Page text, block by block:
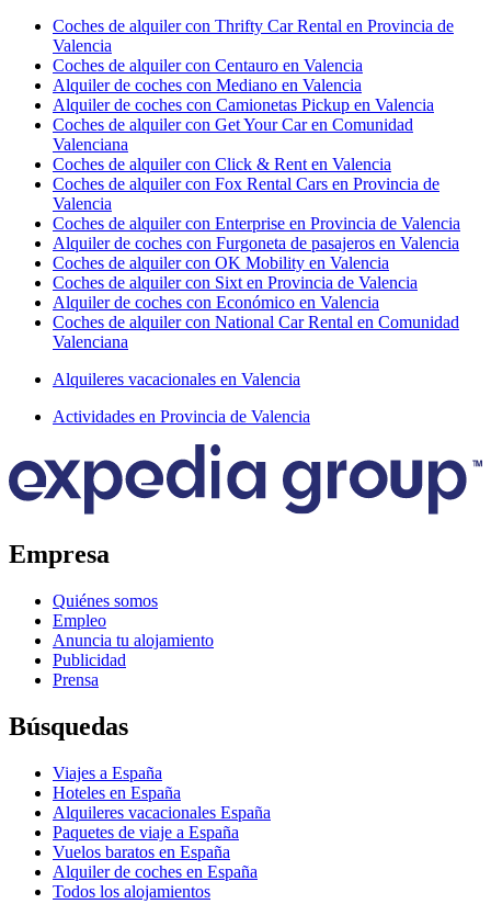
Coches de alquiler con Thrifty Car Rental en Provincia de
Valencia
Coches de alquiler con Centauro en Valencia
Alquiler de coches con Mediano en Valencia
Alquiler de coches con Camionetas Pickup en Valencia
Coches de alquiler con Get Your Car en Comunidad
Valenciana
Coches de alquiler con Click & Rent en Valencia
Coches de alquiler con Fox Rental Cars en Provincia de
Valencia
Coches de alquiler con Enterprise en Provincia de Valencia
Alquiler de coches con Furgoneta de pasajeros en Valencia
Coches de alquiler con OK Mobility en Valencia
Coches de alquiler con Sixt en Provincia de Valencia
Alquiler de coches con Económico en Valencia
Coches de alquiler con National Car Rental en Comunidad
Valenciana
Alquileres vacacionales en Valencia
Actividades en Provincia de Valencia
Empresa
Quiénes somos
Empleo
Anuncia tu alojamiento
Publicidad
Prensa
Búsquedas
Viajes a España
Hoteles en España
Alquileres vacacionales España
Paquetes de viaje a España
Vuelos baratos en España
Alquiler de coches en España
Todos los alojamientos